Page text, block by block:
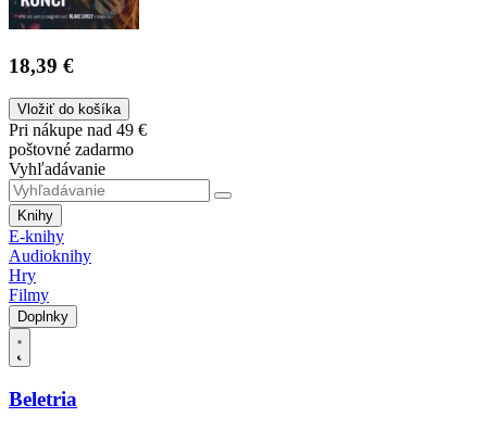
18,39 €
Vložiť do košíka
Pri nákupe nad 49 €
poštovné zadarmo
Vyhľadávanie
Knihy
E-knihy
Audioknihy
Hry
Filmy
Doplnky
Beletria